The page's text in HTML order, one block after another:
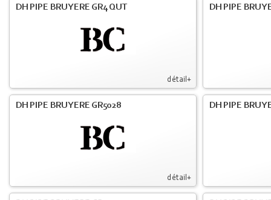
détail+
DH PIPE BRUYERE GR4 QUT DH PIPE
détail+
DH PIPE BRUYERE GR5028 DH PIPE